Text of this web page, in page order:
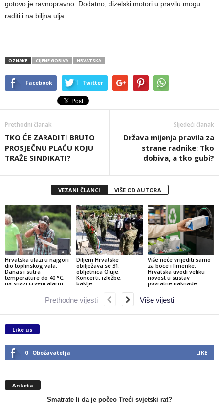
gotovo je ravnopravno. Dodatno, dizelski motori u pravilu mogu
raditi i na biljna ulja.
OZNAKE CIJENE GORIVA HRVATSKA
Facebook Twitter
Prethodni članak
TKO ĆE ZARADITI BRUTO
PROSJEČNU PLAĆU KOJU
TRAŽE SINDIKATI?
Sljedeći članak
Država mijenja pravila za
strane radnike: Tko
dobiva, a tko gubi?
VEZANI ČLANCI VIŠE OD AUTORA
Hrvatska ulazi u najgori
dio toplinskog vala:
Danas i sutra
temperature do 40 °C,
na snazi crveni alarm
Diljem Hrvatske
obilježava se 31.
obljetnica Oluje.
Koncerti, izložbe,
baklje…
Više neće vrijediti samo
za boce i limenke:
Hrvatska uvodi veliku
novost u sustav
povratne naknade
Prethodne vijesti Više vijesti
Like us
0 Obožavatelja LIKE
Anketa
Smatrate li da je počeo Treći svjetski rat?